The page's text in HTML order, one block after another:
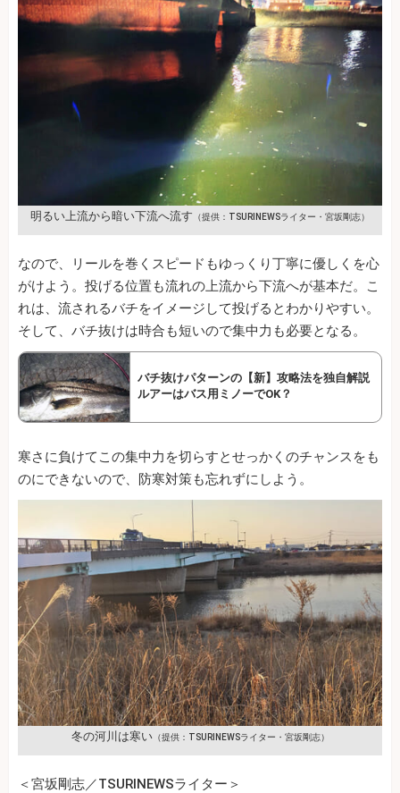
明るい上流から暗い下流へ流す （提供：TSURINEWSライター・宮坂剛志）
なので、リールを巻くスピードもゆっくり丁寧に優しくを心
がけよう。投げる位置も流れの上流から下流へが基本だ。こ
れは、流されるバチをイメージして投げるとわかりやすい。
そして、バチ抜けは時合も短いので集中力も必要となる。
バチ抜けパターンの【新】攻略法を独自解説
ルアーはバス用ミノーでOK？
寒さに負けてこの集中力を切らすとせっかくのチャンスをも
のにできないので、防寒対策も忘れずにしよう。
冬の河川は寒い（提供：TSURINEWSライター・宮坂剛志）
＜宮坂剛志／TSURINEWSライター＞